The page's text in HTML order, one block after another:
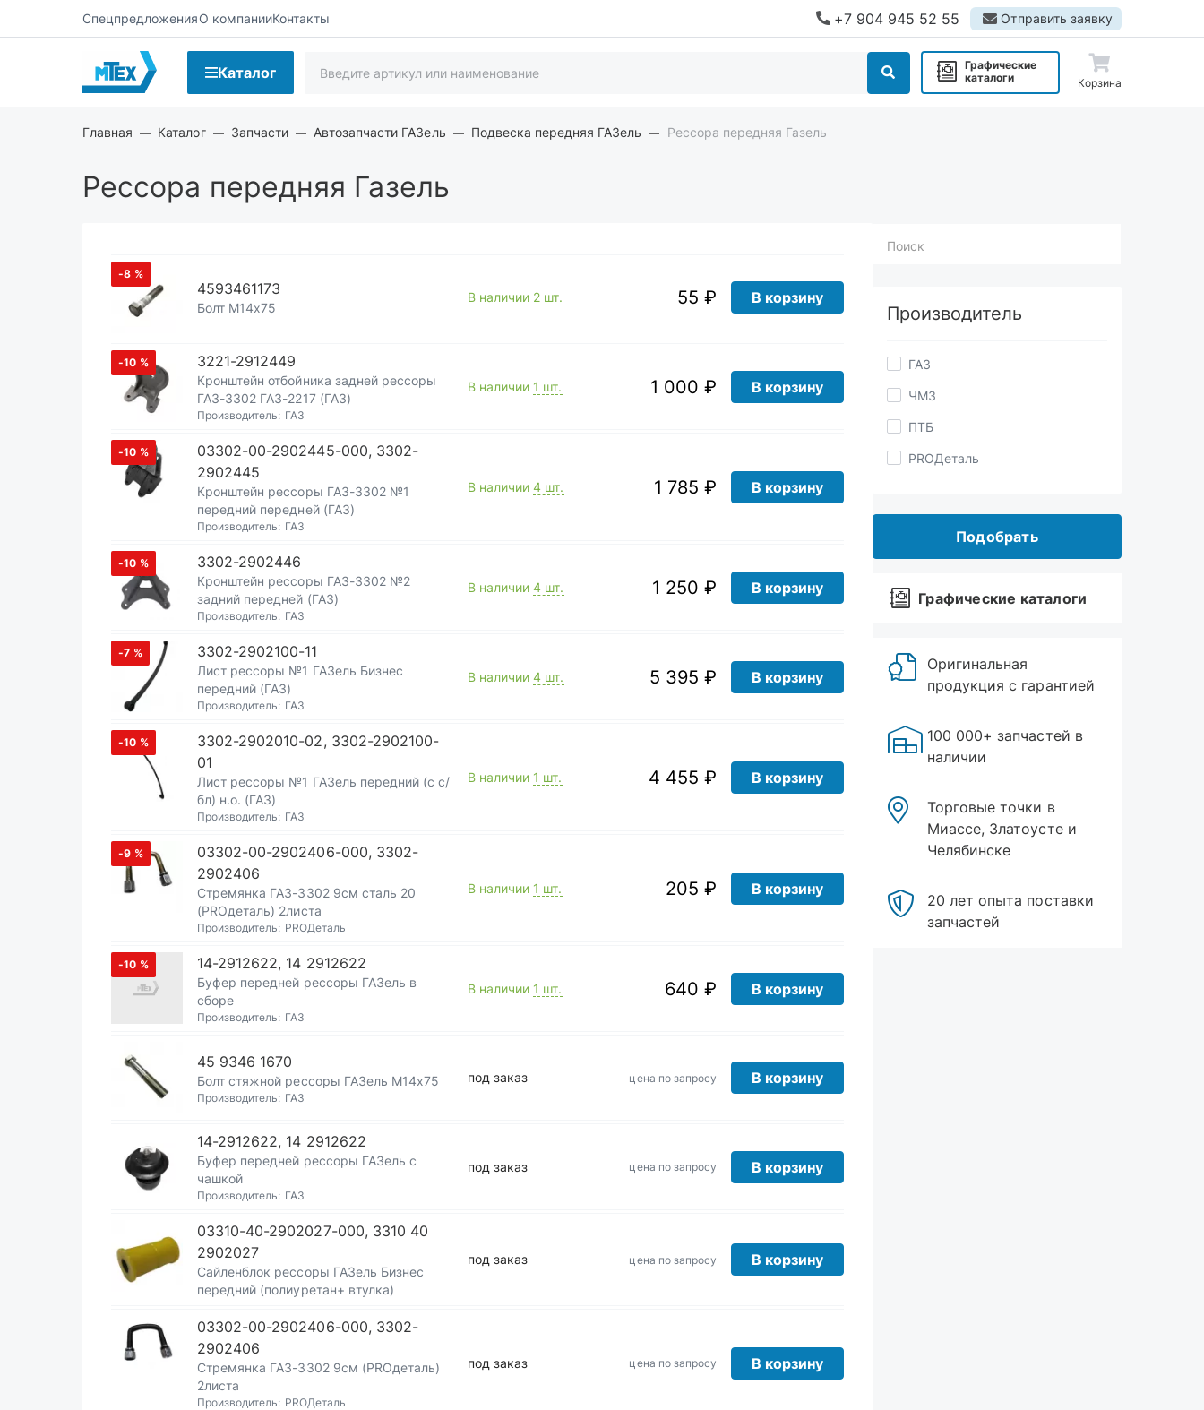
СпецпредложенияО компанииКонтакты +7 904 945 52 55 Отправить заявку
Каталог
Графические
каталоги
Корзина
Главная Каталог Запчасти Автозапчасти ГАЗель Подвеска передняя ГАЗель Рессора передняя Газель
Рессора передняя Газель
-8 %
4593461173
Болт М14х75
В наличии 2 шт. 55 ₽ В корзину
-10 % 3221-2912449
Кронштейн отбойника задней рессоры
ГАЗ-3302 ГАЗ-2217 (ГАЗ)
Производитель: ГАЗ
В наличии 1 шт. 1 000 ₽ В корзину
-10 %
03302-00-2902445-000, 3302-
2902445
Кронштейн рессоры ГАЗ-3302 №1
передний передней (ГАЗ)
Производитель: ГАЗ
В наличии 4 шт. 1 785 ₽ В корзину
-10 % 3302-2902446
Кронштейн рессоры ГАЗ-3302 №2
задний передней (ГАЗ)
Производитель: ГАЗ
В наличии 4 шт. 1 250 ₽ В корзину
-7 % 3302-2902100-11
Лист рессоры №1 ГАЗель Бизнес
передний (ГАЗ)
Производитель: ГАЗ
В наличии 4 шт. 5 395 ₽ В корзину
-10 %
3302-2902010-02, 3302-2902100-
01
Лист рессоры №1 ГАЗель передний (с с/
бл) н.о. (ГАЗ)
Производитель: ГАЗ
В наличии 1 шт. 4 455 ₽ В корзину
-9 %
03302-00-2902406-000, 3302-
2902406
Стремянка ГАЗ-3302 9см сталь 20
(PROдеталь) 2листа
Производитель: PROДеталь
В наличии 1 шт. 205 ₽ В корзину
-10 % 14-2912622, 14 2912622
Буфер передней рессоры ГАЗель в
сборе
Производитель: ГАЗ
В наличии 1 шт. 640 ₽ В корзину
45 9346 1670
Болт стяжной рессоры ГАЗель М14х75
Производитель: ГАЗ
под заказ цена по запросу В корзину
14-2912622, 14 2912622
Буфер передней рессоры ГАЗель с
чашкой
Производитель: ГАЗ
под заказ цена по запросу В корзину
03310-40-2902027-000, 3310 40
2902027
Сайленблок рессоры ГАЗель Бизнес
передний (полиуретан+ втулка)
под заказ цена по запросу В корзину
03302-00-2902406-000, 3302-
2902406
Стремянка ГАЗ-3302 9см (PROдеталь)
2листа
Производитель: PROДеталь
под заказ цена по запросу В корзину
ГАЗ
Графические каталоги
100 000+ запчастей в
Торговые точки в
Челябинске
20 лет опыта поставки